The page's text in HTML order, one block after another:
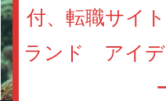
付、転職サイ
ランド アイデ